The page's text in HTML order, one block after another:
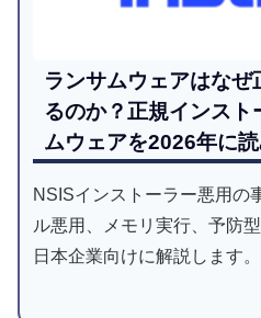
ランサムウェアはな
るのか？正規インス
ムウェアを2026年に
NSISインストーラー悪用の
ル悪用、メモリ実行、予防
日本企業向けに解説します。